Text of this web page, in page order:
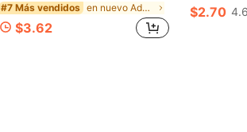
#7 Más vendidos en nuevo Adornos de muñecas
$3.62
$2.70